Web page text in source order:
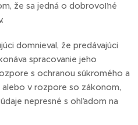
že sa jedná o dobrovoľné
domnieval, že predávajúci
spracovanie jeho
s ochranou súkromého a
v rozpore so zákonom,
nepresné s ohľadom na